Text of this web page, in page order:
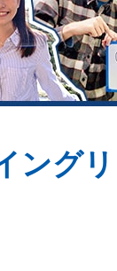
ング